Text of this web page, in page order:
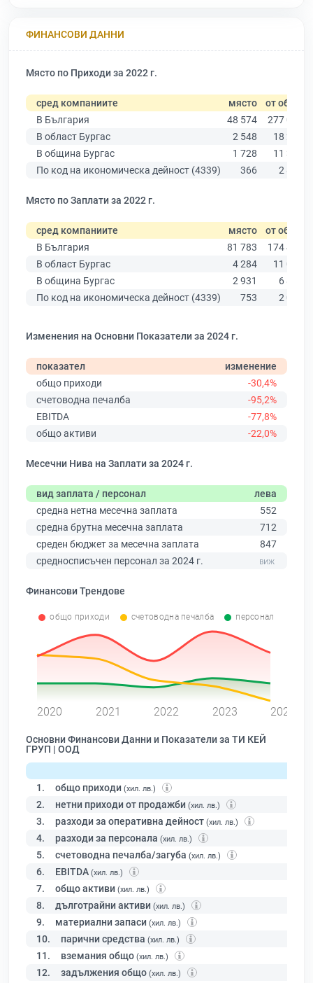
ФИНАНСОВИ ДАННИ
Място по Приходи за 2022 г.
сред компаниите място от общо
В България
48 574
277 019
В област Бургас
2 548
18 275
В община Бургас
1 728
11 315
По код на икономическа дейност (4339)
366 2 804
Място по Заплати за 2022 г.
сред компаниите място от общо
В България
81 783
174 403
В област Бургас
4 284
11 009
В община Бургас
2 931
6 879
По код на икономическа дейност (4339)
753 2 047
Изменения на Основни Показатели за 2024 г.
показател
изменение
общо приходи
-30,4%
счетоводна печалба
-95,2%
EBITDA
-77,8%
общо активи
-22,0%
Месечни Нива на Заплати за 2024 г.
вид заплата / персонал
лева
средна нетна месечна заплата
552
средна брутна месечна заплата
712
среден бюджет за месечна заплата
847
средносписъчен персонал за 2024 г.
Финансови Трендове
общо приходи счетоводна печалба персонал
2020 2021 2022 2023 2024
Основни Финансови Данни и Показатели за ТИ КЕЙ
ГРУП | ООД
1. общо приходи (хил. лв.)
2. нетни приходи от продажби (хил. лв.)
3. разходи за оперативна дейност (хил. лв.)
4. разходи за персонала (хил. лв.)
5. счетоводна печалба/загуба (хил. лв.)
6. EBITDA (хил. лв.)
7. общо активи (хил. лв.)
8. дълготрайни активи (хил. лв.)
9. материални запаси (хил. лв.)
10. парични средства (хил. лв.)
11. вземания общо (хил. лв.)
12. задължения общо (хил. лв.)